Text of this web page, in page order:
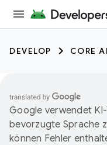
DEVELOP CORE
Google verwendet
bevorzugte Sprache
können Fehler